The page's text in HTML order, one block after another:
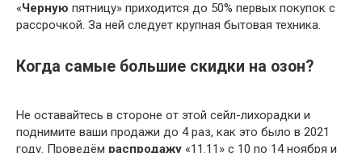
«Черную пятницу» приходится до 50% первых покупок с
рассрочкой. За ней следует крупная бытовая техника.
Когда самые большие скидки на озон?
Не оставайтесь в стороне от этой сейл-лихорадки и
поднимите ваши продажи до 4 раз, как это было в 2021
году. Проведём распродажу «11.11» с 10 по 14 ноября и